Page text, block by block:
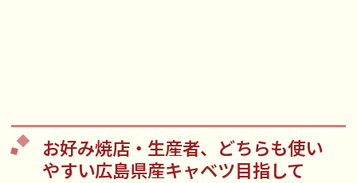
お好み焼店・生産者、どちらも使い
やすい広島県産キャベツ目指して